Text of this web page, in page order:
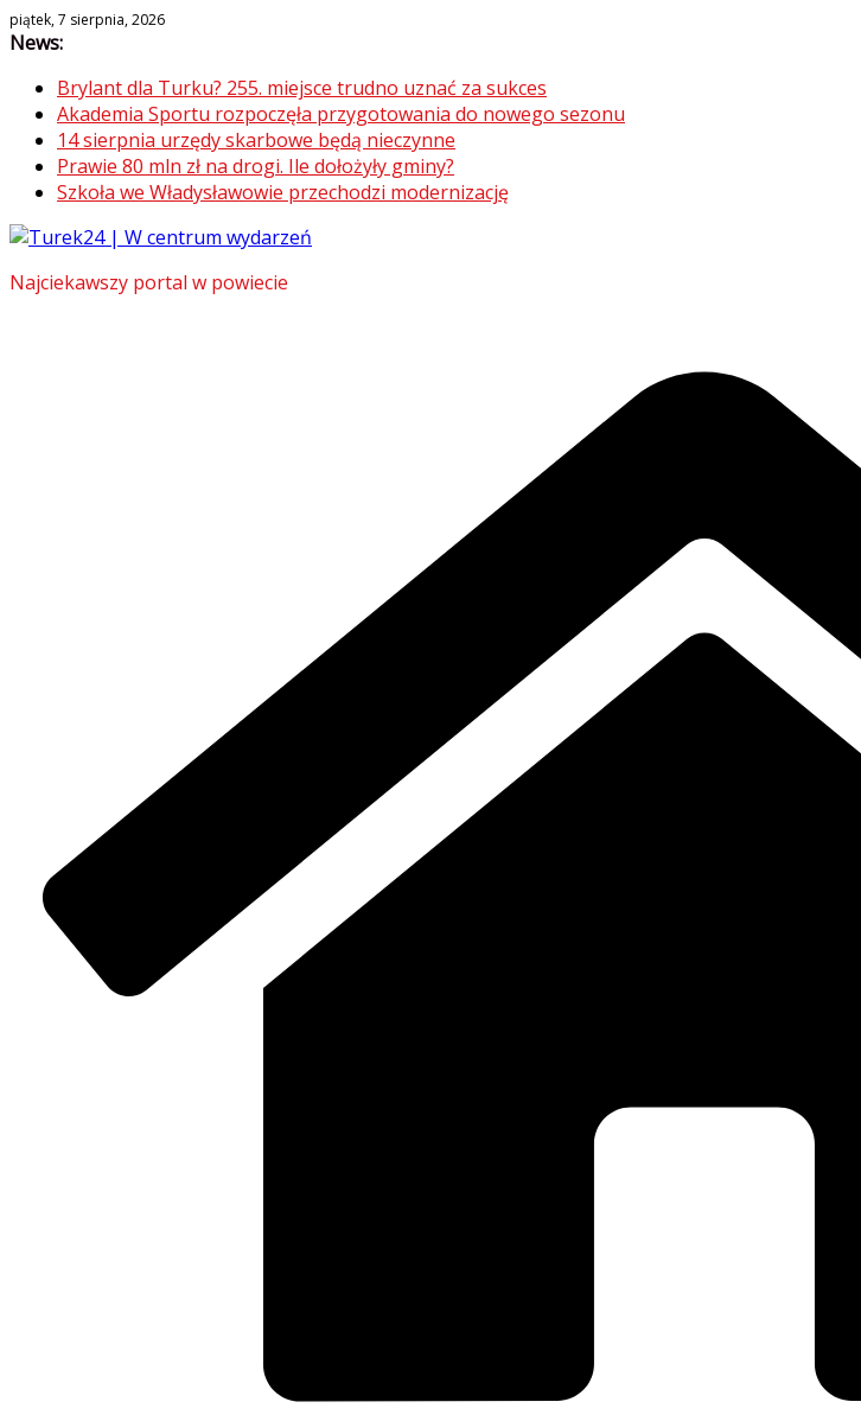
Skip
to
piątek, 7 sierpnia, 2026
News:
Brylant dla Turku? 255. miejsce trudno uznać za sukces
Akademia Sportu rozpoczęła przygotowania do nowego sezonu
14 sierpnia urzędy skarbowe będą nieczynne
Prawie 80 mln zł na drogi. Ile dołożyły gminy?
Szkoła we Władysławowie przechodzi modernizację
Najciekawszy portal w powiecie